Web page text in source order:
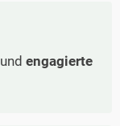
engagierte